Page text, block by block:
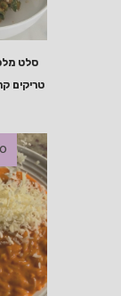
טריקים